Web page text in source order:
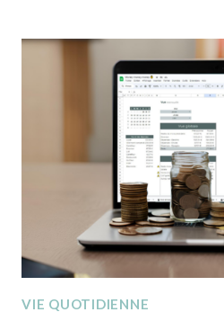
EST
DEVENU
UN
ALLIÉ
POUR
MA
PRODUCTIVITÉ
(ET
PAS
L’INVERSE)
VIE QUOTIDIENNE